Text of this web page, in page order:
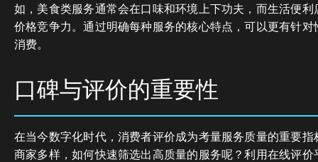
如，美食类服务通常会在口味和环境上下功夫，而生活便
价格竞争力。通过明确每种服务的核心特点，可以更有针
消费。
口碑与评价的重要性
在当今数字化时代，消费者评价成为考量服务质量的重要
商家多样，如何快速筛选出高质量的服务呢？利用在线评